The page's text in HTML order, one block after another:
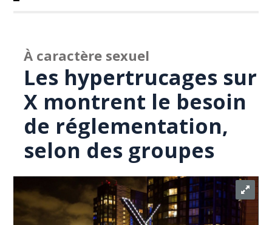
À caractère sexuel
Les hypertrucages sur
X montrent le besoin
de réglementation,
selon des groupes